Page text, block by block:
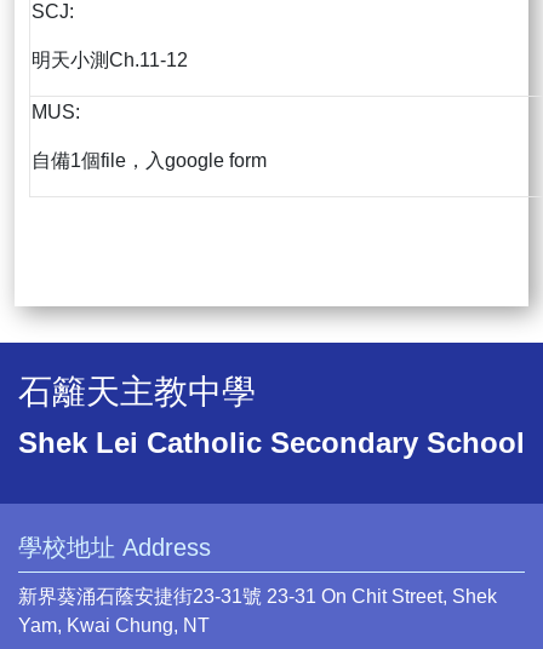
SCJ:
明天小測Ch.11-12
MUS:
自備1個file，入google form
石籬天主教中學
Shek Lei Catholic Secondary School
學校地址 Address
新界葵涌石蔭安捷街23-31號 23-31 On Chit Street, Shek
Yam, Kwai Chung, NT